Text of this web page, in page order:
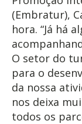
(Embratur),
hora. “Já há
O setor do
para o
da nossa
nos deixa
todos os